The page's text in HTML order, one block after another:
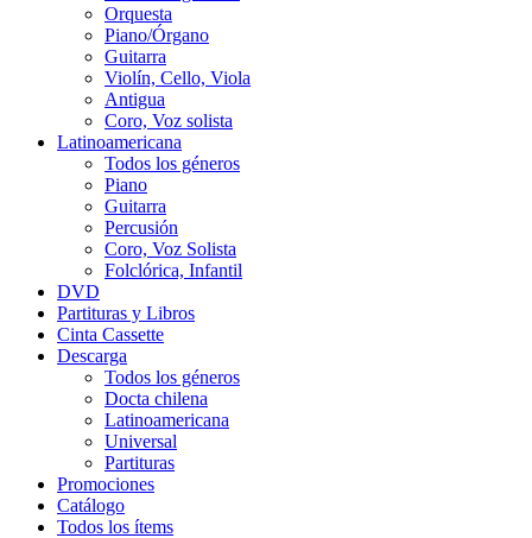
Orquesta
Piano/Órgano
Guitarra
Violín, Cello, Viola
Antigua
Coro, Voz solista
Latinoamericana
Todos los géneros
Piano
Guitarra
Percusión
Coro, Voz Solista
Folclórica, Infantil
DVD
Partituras y Libros
Cinta Cassette
Descarga
Todos los géneros
Docta chilena
Latinoamericana
Universal
Partituras
Promociones
Catálogo
Todos los ítems